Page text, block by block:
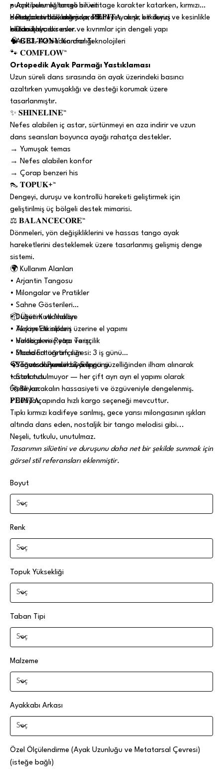
• Açık burunlu tango silüeti
• Retro esintili kadınsı profil
• Dönüşler, eksenler ve kıvrımlar için dengeli yapı
• AB 33–42 beden aralığı
puantiyeler eğlenceli bir vintage karakter katarken, kırmızı
detaylar tutku, enerji ve sahneye yakışır bir duruş
kazandırıyor.
Her açıdan bakıldığında, 𝐏𝐄𝐏𝐈𝐓𝐀 canlı, etkileyici ve kesinlikle
akılda kalıcı bir eser.
🧠 𝐆𝐄𝐋𝐓𝐎𝐍𝐘 Konfor Teknolojileri
🐾 𝐂𝐎𝐌𝐅𝐋𝐎𝐖™
Ortopedik Ayak Parmağı Yastıklaması
Uzun süreli dans sırasında ön ayak üzerindeki basıncı
azaltırken yumuşaklığı ve desteği korumak üzere
tasarlanmıştır.
✨ 𝐒𝐇𝐈𝐍𝐄𝐋𝐈𝐍𝐄™
Nefes alabilen iç astar, sürtünmeyi en aza indirir ve uzun
dans seansları boyunca ayağı rahatça destekler.
→ Yumuşak temas
→ Nefes alabilen konfor
→ Çorap benzeri his
👠 𝐓𝐎𝐏𝐔𝐊+™
Dengeyi, duruşu ve kontrollü hareketi geliştirmek için
geliştirilmiş üç bölgeli destek mimarisi.
⚖️ 𝐁𝐀𝐋𝐀𝐍𝐂𝐄𝐂𝐎𝐑𝐄™
Dönmeleri, yön değişikliklerini ve hassas tango ayak
hareketlerini desteklemek üzere tasarlanmış gelişmiş denge
sistemi.
🌍 Kullanım Alanları
• Arjantin Tangosu
• Milongalar ve Pratikler
• Sahne Gösterileri
• Düğün Kutlamaları
• Akşam Etkinlikleri
• Vintage ve Retro Tarzı
• Moda Fotoğrafçılığı
• Sanatsal Prodüksiyonlar
📦 Üretim ve Nakliye
• Türkiye'de sipariş üzerine el yapımı
• Hakiki deri iç yapı ve işçilik
• Standart üretim süresi: 3 iş günü
• Yoğun dönemler: 3-5 iş günü
• Stok tutulmuyor — her çift ayrı ayrı el yapımı olarak
üretiliyor.
• Dünya çapında hızlı kargo seçeneği mevcuttur.
🦚 Tavus kuşunun büyüleyici güzelliğinden ilham alınarak
tasarlandı.
🐆 Bir karakalın hassasiyeti ve özgüveniyle dengelenmiş.
𝐏𝐄𝐏𝐈𝐓𝐀
Tıpkı kırmızı kadifeye sarılmış, gece yarısı milongasının ışıkları
altında dans eden, nostaljik bir tango melodisi gibi...
Neşeli, tutkulu, unutulmaz.
Tasarımın silüetini ve duruşunu daha net bir şekilde sunmak için
görsel stil referansları eklenmiştir.
Boyut
Renk
Topuk Yüksekliği
Taban Tipi
Malzeme
Ayakkabı Arkası
Özel Ölçülendirme (Ayak Uzunluğu ve Metatarsal Çevresi)
(isteğe bağlı)